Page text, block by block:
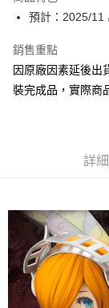
大哥付你分期
相關說明
【大哥付你分期使用
1.本服務由台灣大哥
2.付款方式選擇「大
流程，驗證手機門號
法說明評估內容。
2.透過簡訊連結打
帳／街口支付／
【注意事項】
1.本服務係由「台
用戶於交易時，得
買賣價金債權讓與
ATM付款
運送方式
預購-付款後全家取
預購-7-11取貨付款
每筆NT$90，滿
預購-付款後7-11
每筆NT$90，滿
預計：2025/11
銷售重點
因原廠因素延後出
裝完成品，實際商
詳